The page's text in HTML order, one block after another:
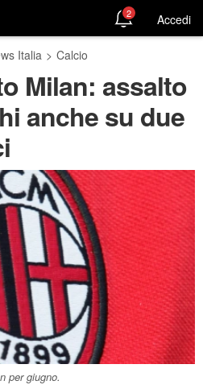
2 Accedi
Italia > Calcio
Milan: assalto
anche su due
per giugno.